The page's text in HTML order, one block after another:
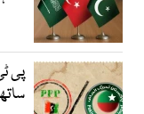
پی